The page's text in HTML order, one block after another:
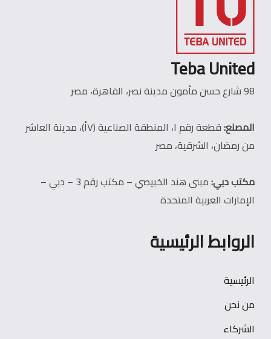
Teba United
98 شارع حسن مأمون مدينة نصر، القاهرة، مصر
المصنع:
قطعة رقم ١، المنطقة الصناعية (٧أ)، مدينة العاشر
من رمضان، الشرقية، مصر
مكتب دبي:
مبنى هند الخبيصي – مكتب رقم 3 – دبي –
الإمارات العربية المتحدة
الروابط الرئيسية
الرئيسية
من نحن
الشركاء